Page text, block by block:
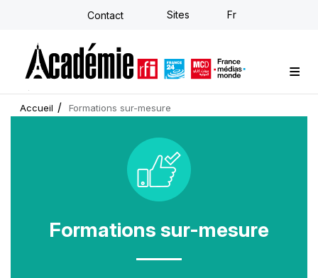
Aller
principal
Contact Sites Fr
Formations sur-mesure
Conseil stratégique
E-learning individuel
L'Académie
Actualités
Newsletter
Accueil Formations sur-mesure
Formations sur-mesure